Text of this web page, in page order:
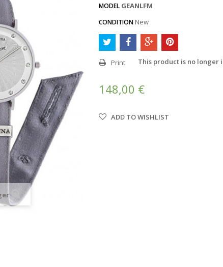
MODEL GEANLFM
CONDITION New
Print This product is no longer
148,00 €
ADD TO WISHLIST